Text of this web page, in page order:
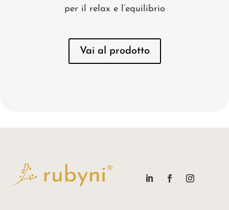
per il relax e l’equilibrio
Vai al prodotto